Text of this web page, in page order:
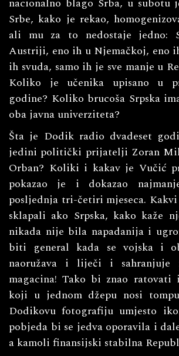
nacionalno blago Srba, u subotu
Srbe, kako je rekao,
ali mu za to nedostaje jedno:
Austriji, eno ih u Njemačkoj, eno
ih svuda, samo ih je sve manje u
Koliko je učenika upisano u
godine? Koliko brucoša Srpska
oba javna univerziteta?
Šta je Dodik radio dvadeset
jedini politički prijatelji Zoran
Orban? Koliki i kakav je Vučić
pokazao je i dokazao
posljednja tri-četiri mjeseca.
sklapali ako Srpska, kako kaže
nikada nije bila napadanija i
biti general kada se vojska i
naoružava i liječi i sahranjuje
magacina! Tako bi znao ratovati
koji u jednom džepu nosi
Dodikovu fotografiju umjesto
pobjeda bi se jedva oporavila i
a kamoli finansijski stabilna